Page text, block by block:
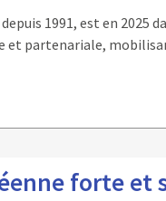
1991, est en 2025
et partenariale,
forte et